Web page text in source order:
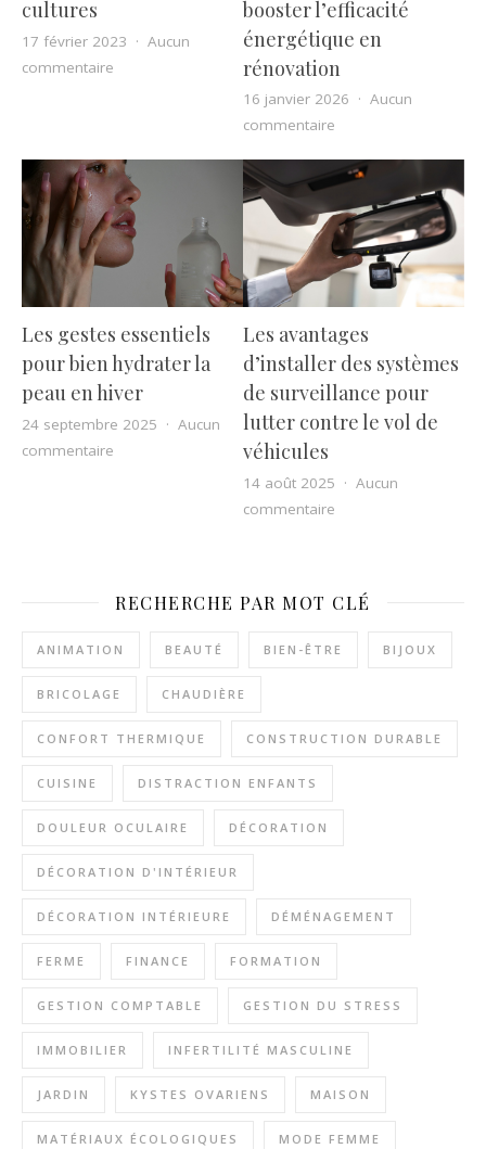
cultures
17 février 2023
Aucun
commentaire sur Se sentir libre et découvrir de nouvelles cultures
booster l’efficacité
énergétique en
rénovation
16 janvier 2026
Aucun
commentaire
Les gestes essentiels
pour bien hydrater la
peau en hiver
24 septembre 2025
Aucun
commentaire sur Les gestes essentiels pour bien hydrater la peau
Les avantages
d’installer des systèmes
de surveillance pour
lutter contre le vol de
véhicules
14 août 2025
Aucun
commentaire
RECHERCHE PAR MOT CLÉ
ANIMATION BEAUTÉ BIEN-ÊTRE BIJOUX
BRICOLAGE CHAUDIÈRE
CONFORT THERMIQUE CONSTRUCTION DURABLE
CUISINE DISTRACTION ENFANTS
DOULEUR OCULAIRE DÉCORATION
DÉCORATION D'INTÉRIEUR
DÉCORATION INTÉRIEURE DÉMÉNAGEMENT
FERME FINANCE FORMATION
GESTION COMPTABLE GESTION DU STRESS
IMMOBILIER INFERTILITÉ MASCULINE
JARDIN KYSTES OVARIENS MAISON
MATÉRIAUX ÉCOLOGIQUES MODE FEMME